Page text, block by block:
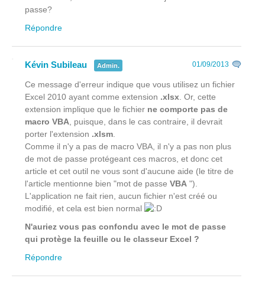
passe?
Répondre
Kévin Subileau Admin. 01/09/2013
Ce message d'erreur indique que vous utilisez un fichier
Excel 2010 ayant comme extension .xlsx . Or, cette
extension implique que le fichier ne comporte pas de
macro VBA , puisque, dans le cas contraire, il devrait
porter l'extension .xlsm
Comme il n'y a pas de macro VBA, il n'y a pas non plus
de mot de passe protégeant ces macros, et donc cet
article et cet outil ne vous sont d'aucune aide (le titre de
l'article mentionne bien "mot de passe VBA ").
L'application ne fait rien, aucun fichier n'est créé ou
modifié, et cela est bien normal
N'auriez vous pas confondu avec le mot de passe
qui protège la feuille ou le classeur Excel ?
Répondre